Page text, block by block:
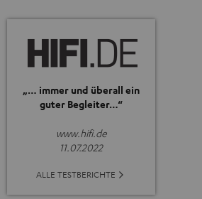
„… immer und überall ein
guter Begleiter…“
www.hifi.de
11.07.2022
ALLE TESTBERICHTE